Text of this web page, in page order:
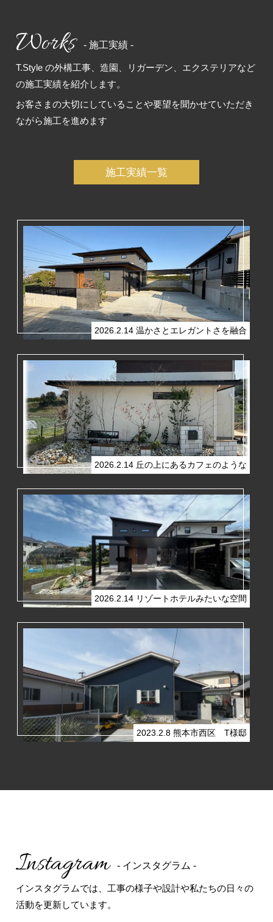
Works - 施工実績 -
T.Style の外構工事、造園、リガーデン、エクステリアなど
の施工実績を紹介します。
お客さまの大切にしていることや要望を聞かせていただき
ながら施工を進めます
施工実績一覧
2026.2.14 温かさとエレガントさを融合
2026.2.14 丘の上にあるカフェのような
2026.2.14 リゾートホテルみたいな空間
2023.2.8 熊本市西区 T様邸
Instagram - インスタグラム -
インスタグラムでは、工事の様子や設計や私たちの日々の
活動を更新しています。